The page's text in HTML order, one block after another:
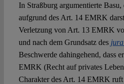
In Straßburg argumentierte
aufgrund des Art. 14 EMRK
Verletzung von Art. 13 EMRK
und nach dem Grundsatz des
Beschwerde dahingehend, dass
EMRK (Recht auf privates
Charakter des Art. 14 EMRK ruft